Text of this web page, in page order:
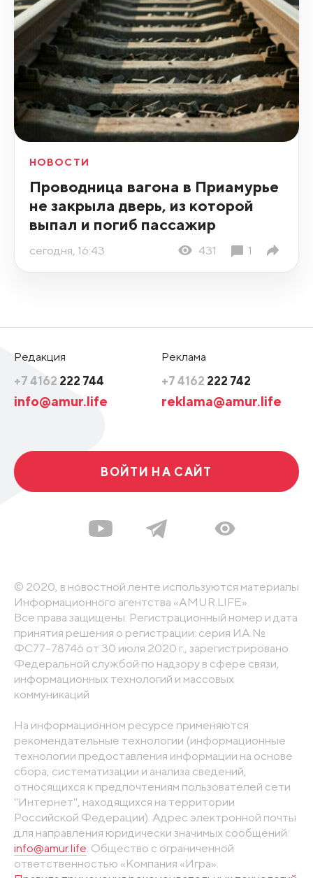
НОВОСТИ
Проводница вагона в Приамурье
не закрыла дверь, из которой
выпал и погиб пассажир
сегодня, 16:43 431 1
Редакция
+7 4162 222 744
info@amur.life
Реклама
+7 4162 222 742
reklama@amur.life
ВОЙТИ НА САЙТ
© 2020, в новостной ленте используются материалы
Информационного агентства «AMUR.LIFE».
Все права защищены. Регистрационный номер и дата
принятия решения о регистрации: серия ИА №
ФС77-78746 от 30 июля 2020 г., зарегистрировано
Федеральной службой по надзору в сфере связи,
информационных технологий и массовых
коммуникаций
На информационном ресурсе применяются
рекомендательные технологии (информационные
технологии предоставления информации на основе
сбора, систематизации и анализа сведений,
относящихся к предпочтениям пользователей сети
"Интернет", находящихся на территории
Российской Федерации). Адрес электронной почты
для направления юридически значимых сообщений:
info@amur.life. Общество с ограниченной
ответственностью «Компания «Игра».